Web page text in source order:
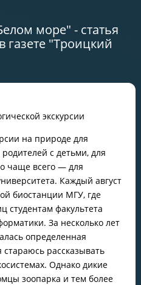
море" - статья
газете "Троицкий
экскурсии
на природе для
с детьми, для
чаще всего — для
Каждый август
биостанции МГУ, где
студентам факультета
За несколько лет
определенная
рассказывать
Однако дикие
зоопарка и тем более